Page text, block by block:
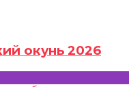
окунь 2026